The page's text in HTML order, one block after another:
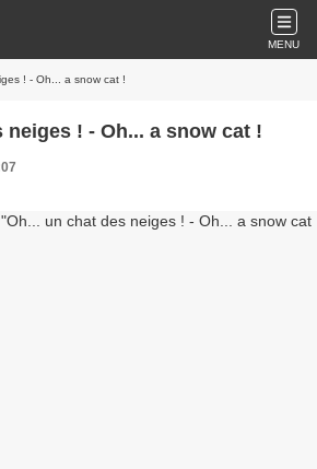
MENU
! - Oh... a snow cat !
neiges ! - Oh... a snow cat !